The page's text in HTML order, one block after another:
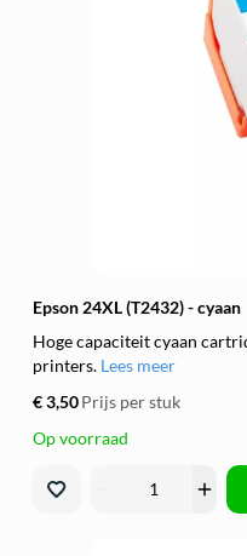
Epson 24XL (T2432) - cyaan
Hoge capaciteit cyaan
printers. Lees meer
€ 3,50Prijs per stuk
Op voorraad
add